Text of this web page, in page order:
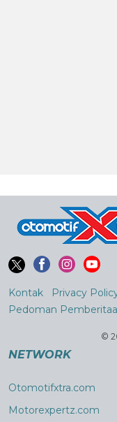
Kontak Privacy
Pedoman
©
NETWORK
Otomotifxtra.com
Motorexpertz.com